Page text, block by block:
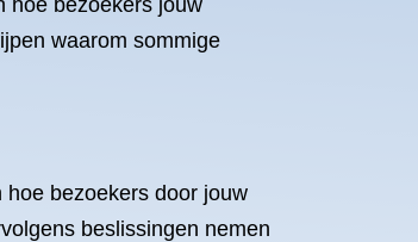
hoe bezoekers jouw
waarom sommige
bezoekers door jouw
beslissingen nemen